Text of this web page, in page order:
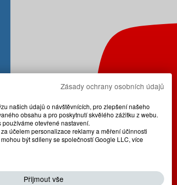
Zásady ochrany osobních údajů
našich údajů o návštěvnících, pro zlepšení našeho
obsahu a pro poskytnutí skvělého zážitku z webu.
otevřené nastavení.
účelem personalizace reklamy a měření účinnosti
být sdíleny se společností Google LLC, více
Přijmout vše